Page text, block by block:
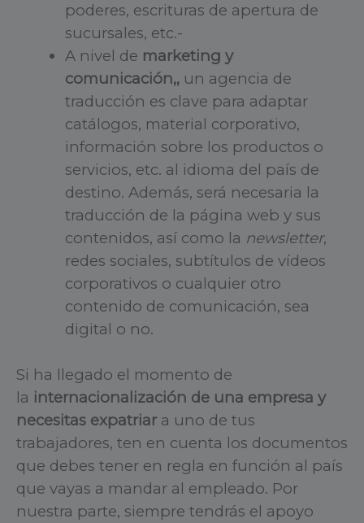
poderes, escrituras de apertura de
sucursales, etc.-
A nivel de marketing y
comunicación,,un agencia de
traducción es clave para adaptar
catálogos, material corporativo,
información sobre los productos o
servicios, etc. al idioma del país de
destino. Además, será necesaria la
traducción de la página web y sus
contenidos, así como la newsletter,
redes sociales, subtítulos de vídeos
corporativos o cualquier otro
contenido de comunicación, sea
digital o no.
Si ha llegado el momento de
la internacionalización de una empresa y
necesitas expatriara uno de tus
trabajadores, ten en cuenta los documentos
que debes tener en regla en función al país
que vayas a mandar al empleado. Por
nuestra parte, siempre tendrás el apoyo